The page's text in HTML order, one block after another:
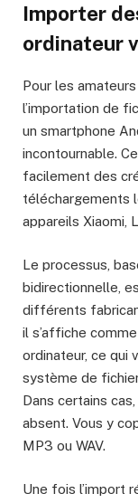
Importer
ordinateur
Pour les
l’importation de
un smartphone
incontournable.
facilement des
téléchargements
appareils Xiaomi,
Le processus,
bidirectionnelle,
différents
il s’affiche
ordinateur, ce qui
système de
Dans certains
absent. Vous y
MP3 ou WAV.
Une fois l’import